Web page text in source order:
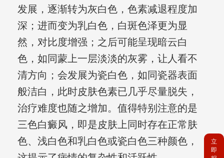
发展，逐渐转为灰白色，色素减退程度加
深；进而变为乳白色，白斑色泽更为显
然，对比度增强；之后可能呈现暗云白
色，如同蒙上一层淡淡的灰雾，让人看不
清方向；会发展为瓷白色，如同瓷器表面
般洁白，此时皮肤色素已几乎尽量脱失，
治疗难度也随之增加。值得特别注意的是
三色白癜风，即是皮肤上同时存在正常肤
色、浅白色和乳白色或瓷白色三种颜色，
立
即